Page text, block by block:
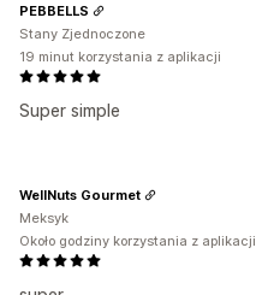
Super simple
PEBBELLS
Stany Zjednoczone
19 minut korzystania z aplikacji
WellNuts Gourmet
Meksyk
Około godziny korzystania z aplikacji